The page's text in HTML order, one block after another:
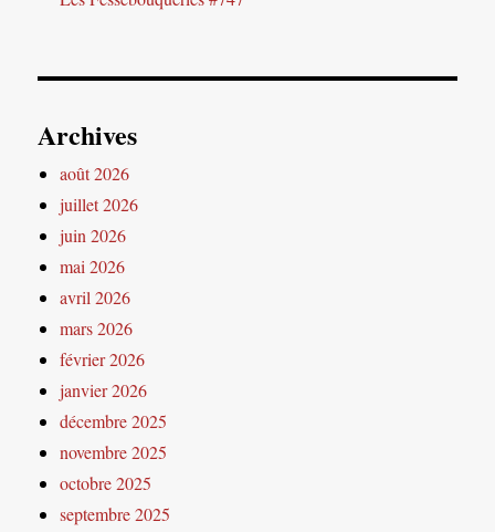
Archives
août 2026
juillet 2026
juin 2026
mai 2026
avril 2026
mars 2026
février 2026
janvier 2026
décembre 2025
novembre 2025
octobre 2025
septembre 2025